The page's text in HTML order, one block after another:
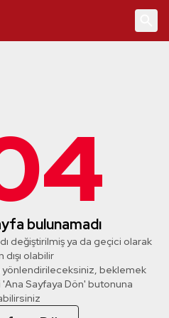
bulunamadı
değiştirilmiş ya da geçici olarak
dışı olabilir
yönlendirileceksiniz, beklemek
'Ana Sayfaya Dön' butonuna